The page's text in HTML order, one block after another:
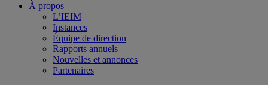
À propos
L’IEIM
Instances
Équipe de direction
Rapports annuels
Nouvelles et annonces
Partenaires